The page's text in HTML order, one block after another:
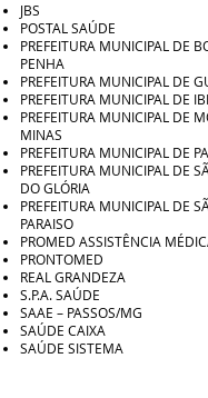
JBS
POSTAL SAÚDE
PREFEITURA MUNICIPAL DE
PENHA
PREFEITURA MUNICIPAL DE
PREFEITURA MUNICIPAL DE
PREFEITURA MUNICIPAL DE
MINAS
PREFEITURA MUNICIPAL DE
PREFEITURA MUNICIPAL DE
DO GLÓRIA
PREFEITURA MUNICIPAL DE
PARAISO
PROMED ASSISTÊNCIA
PRONTOMED
REAL GRANDEZA
S.P.A. SAÚDE
SAAE – PASSOS/MG
SAÚDE CAIXA
SAÚDE SISTEMA